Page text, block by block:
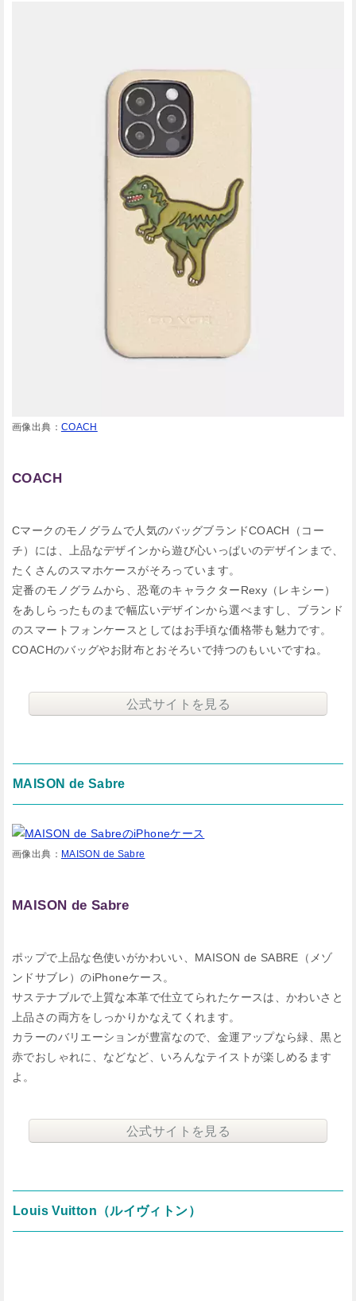
画像出典： COACH
COACH
Cマークのモノグラムで人気のバッグブランドCOACH（コー
チ）には、上品なデザインから遊び心いっぱいのデザインまで、
たくさんのスマホケースがそろっています。
定番のモノグラムから、恐竜のキャラクターRexy（レキシー）
をあしらったものまで幅広いデザインから選べますし、ブランド
のスマートフォンケースとしてはお手頃な価格帯も魅力です。
COACHのバッグやお財布とおそろいで持つのもいいですね。
公式サイトを見る
MAISON de Sabre
画像出典： MAISON de Sabre
MAISON de Sabre
ポップで上品な色使いがかわいい、MAISON de SABRE（メゾ
ンドサブレ）のiPhoneケース。
サステナブルで上質な本革で仕立てられたケースは、かわいさと
上品さの両方をしっかりかなえてくれます。
カラーのバリエーションが豊富なので、金運アップなら緑、黒と
赤でおしゃれに、などなど、いろんなテイストが楽しめるます
よ。
公式サイトを見る
Louis Vuitton（ルイヴィトン）